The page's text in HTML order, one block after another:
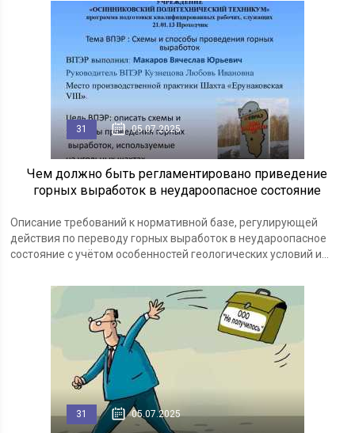
31 05.07.2025
Чем должно быть регламентировано приведение
горных выработок в неудароопасное состояние
Описание требований к нормативной базе, регулирующей
действия по переводу горных выработок в неудароопасное
состояние с учётом особенностей геологических условий и...
31 05.07.2025